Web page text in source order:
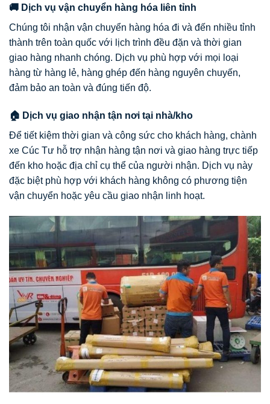
🚚 Dịch vụ vận chuyển hàng hóa liên tỉnh
Chúng tôi nhận vận chuyển hàng hóa đi và đến nhiều tỉnh
thành trên toàn quốc với lịch trình đều đặn và thời gian
giao hàng nhanh chóng. Dịch vụ phù hợp với mọi loại
hàng từ hàng lẻ, hàng ghép đến hàng nguyên chuyến,
đảm bảo an toàn và đúng tiến độ.
🏠 Dịch vụ giao nhận tận nơi tại nhà/kho
Để tiết kiệm thời gian và công sức cho khách hàng, chành
xe Cúc Tư hỗ trợ nhận hàng tận nơi và giao hàng trực tiếp
đến kho hoặc địa chỉ cụ thể của người nhận. Dịch vụ này
đặc biệt phù hợp với khách hàng không có phương tiện
vận chuyển hoặc yêu cầu giao nhận linh hoạt.